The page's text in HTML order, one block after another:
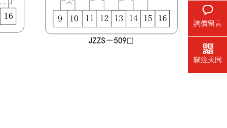
詢價留言
關注天同